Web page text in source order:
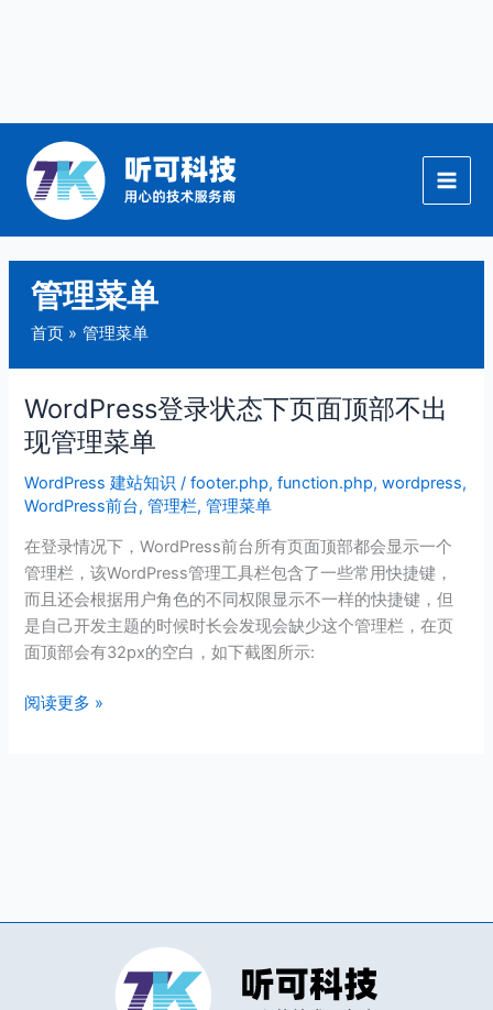
管理菜单
首页 管理菜单
WordPress登录状态下页面顶部不出
现管理菜单
WordPress 建站知识 /footer.php,function.php,wordpress,
WordPress前台,管理栏,管理菜单
在登录情况下，WordPress前台所有页面顶部都会显示一个
管理栏，该WordPress管理工具栏包含了一些常用快捷键，
而且还会根据用户角色的不同权限显示不一样的快捷键，但
是自己开发主题的时候时长会发现会缺少这个管理栏，在页
面顶部会有32px的空白，如下截图所示:
WordPress
登
录
状
态
下
页
面
顶
部
出
阅读更多 »